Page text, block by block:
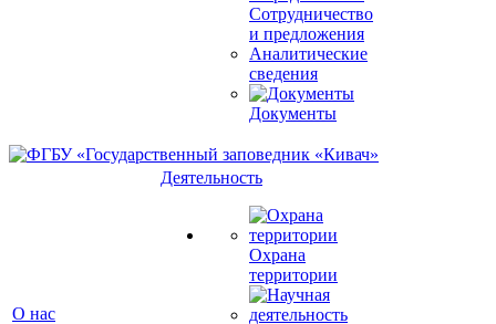
Сотрудничество
и предложения
Аналитические
сведения
Документы
О нас
Деятельность
Охрана
территории